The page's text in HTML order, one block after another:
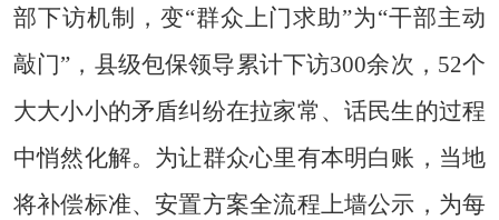
部下访机制，变“群众上门求助”为“干部主动
敲门”，县级包保领导累计下访300余次，52个
大大小小的矛盾纠纷在拉家常、话民生的过程
中悄然化解。为让群众心里有本明白账，当地
将补偿标准、安置方案全流程上墙公示，为每